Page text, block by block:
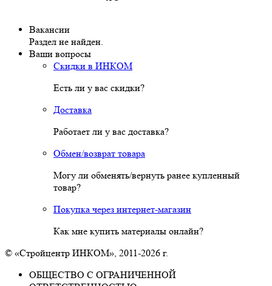
Вакансии
Раздел не найден.
Ваши вопросы
Скидки в ИНКОМ
Есть ли у вас скидки?
Доставка
Работает ли у вас доставка?
Обмен/возврат товара
Могу ли обменять/вернуть ранее купленный
товар?
Покупка через интернет-магазин
Как мне купить материалы онлайн?
© «Стройцентр ИНКОМ», 2011-2026 г.
ОБЩЕСТВО С ОГРАНИЧЕННОЙ